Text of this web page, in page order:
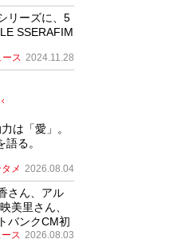
リーズに、5
SSERAFIM
ス 2024.11.28
は「愛」。
る。
メ 2026.08.04
さん、アル
美里さん、
バンクCM初
ス 2026.08.03